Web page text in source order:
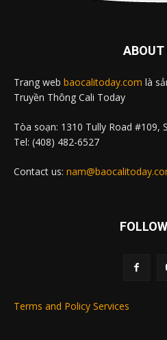
ABOUT
Trang web baocalitoday.com là
Truyền Thông Cali Today
Tòa soạn: 1310 Tully Road #109,
Tel: (408) 482-6527
Contact us:
Terms and Policy Services